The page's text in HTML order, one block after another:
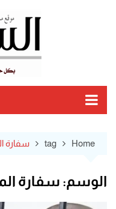
Home
tag سفارة
الوسم: سفارة